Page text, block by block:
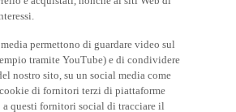
tramite YouTube) e di condividere
nostro sito, su un social media come
di fornitori terzi di piattaforme
a questi fornitori social di tracciare il